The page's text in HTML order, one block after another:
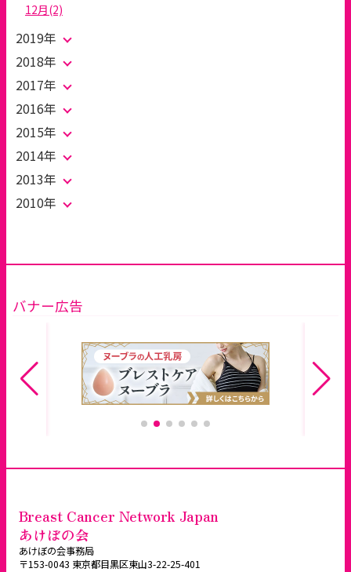
12月(2)
2019年
2018年
2017年
2016年
2015年
2014年
2013年
2010年
バナー広告
Breast Cancer Network Japan
あけぼの会
あけぼの会事務局
〒153-0043 東京都目黒区東山3-22-25-401